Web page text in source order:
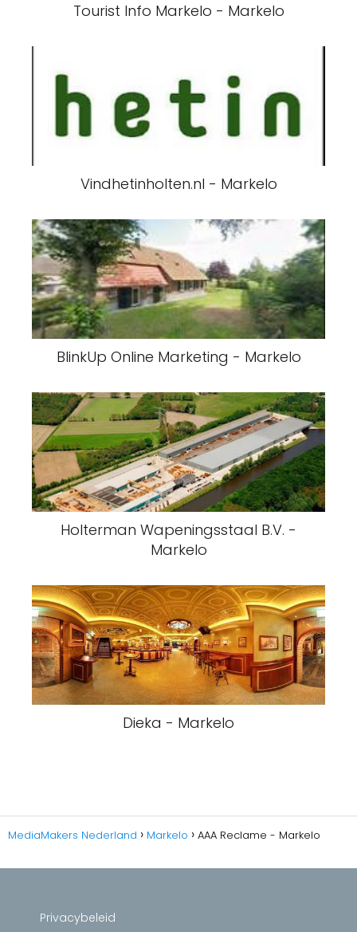
Tourist Info Markelo - Markelo
Vindhetinholten.nl - Markelo
BlinkUp Online Marketing - Markelo
Holterman Wapeningsstaal B.V. -
Markelo
Dieka - Markelo
MediaMakers Nederland Markelo AAA Reclame - Markelo
Privacybeleid